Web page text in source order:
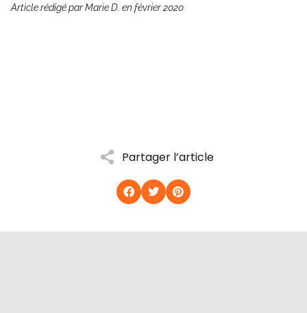
Partager l’article
Article rédigé par Marie D. en février 2020